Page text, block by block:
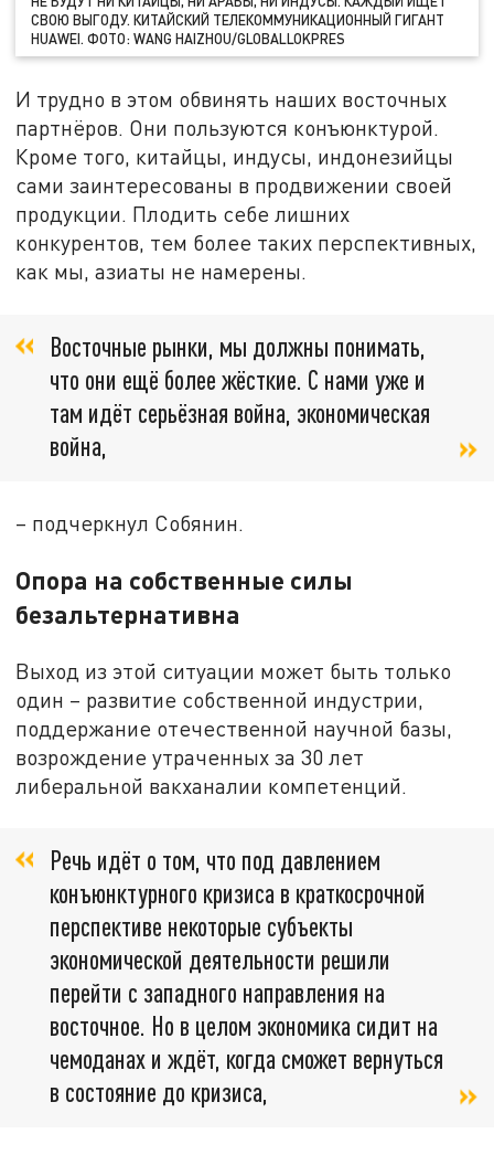
СВОЮ ВЫГОДУ. КИТАЙСКИЙ ТЕЛЕКОММУНИКАЦИОННЫЙ ГИГАНТ
HUAWEI. ФОТО: WANG HAIZHOU/GLOBALLOKPRES
И трудно в этом обвинять наших восточных
партнёров. Они пользуются конъюнктурой.
Кроме того, китайцы, индусы, индонезийцы
сами заинтересованы в продвижении своей
продукции. Плодить себе лишних
конкурентов, тем более таких перспективных,
как мы, азиаты не намерены.
Восточные рынки, мы должны понимать,
что они ещё более жёсткие. С нами уже и
там идёт серьёзная война, экономическая
война,
– подчеркнул Собянин.
Опора на собственные силы
безальтернативна
Выход из этой ситуации может быть только
один – развитие собственной индустрии,
поддержание отечественной научной базы,
возрождение утраченных за 30 лет
либеральной вакханалии компетенций.
Речь идёт о том, что под давлением
конъюнктурного кризиса в краткосрочной
перспективе некоторые субъекты
экономической деятельности решили
перейти с западного направления на
восточное. Но в целом экономика сидит на
чемоданах и ждёт, когда сможет вернуться
в состояние до кризиса,